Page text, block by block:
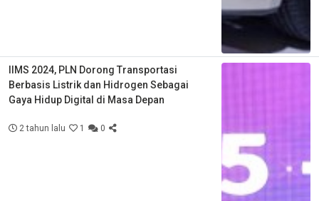
IIMS 2024, PLN Dorong Transportasi
Berbasis Listrik dan Hidrogen Sebagai
Gaya Hidup Digital di Masa Depan
2 tahun lalu 1 0